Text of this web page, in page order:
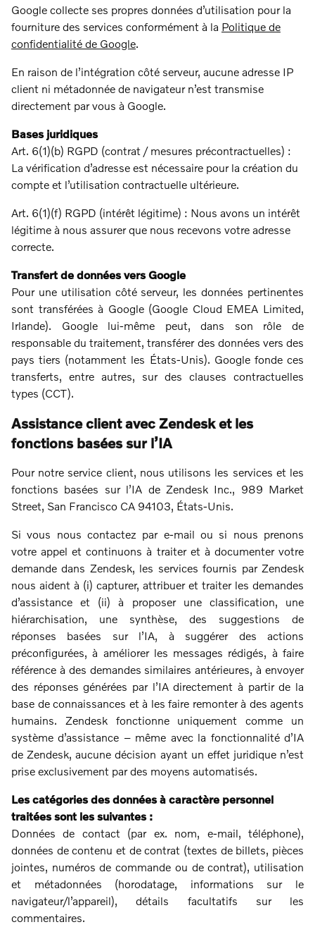
Google collecte ses propres données d’utilisation pour la
fourniture des services conformément à la Politique de
confidentialité de Google.
En raison de l’intégration côté serveur, aucune adresse IP
client ni métadonnée de navigateur n’est transmise
directement par vous à Google.
Bases juridiques
Art. 6(1)(b) RGPD (contrat / mesures précontractuelles) :
La vérification d’adresse est nécessaire pour la création du
compte et l’utilisation contractuelle ultérieure.
Art. 6(1)(f) RGPD (intérêt légitime) : Nous avons un intérêt
légitime à nous assurer que nous recevons votre adresse
correcte.
Transfert de données vers Google
Pour une utilisation côté serveur, les données pertinentes
sont transférées à Google (Google Cloud EMEA Limited,
Irlande). Google lui-même peut, dans son rôle de
responsable du traitement, transférer des données vers des
pays tiers (notamment les États-Unis). Google fonde ces
transferts, entre autres, sur des clauses contractuelles
types (CCT).
Assistance client avec Zendesk et les
fonctions basées sur l’IA
Pour notre service client, nous utilisons les services et les
fonctions basées sur l’IA de Zendesk Inc., 989 Market
Street, San Francisco CA 94103, États-Unis.
Si vous nous contactez par e-mail ou si nous prenons
votre appel et continuons à traiter et à documenter votre
demande dans Zendesk, les services fournis par Zendesk
nous aident à (i) capturer, attribuer et traiter les demandes
d’assistance et (ii) à proposer une classification, une
hiérarchisation, une synthèse, des suggestions de
réponses basées sur l’IA, à suggérer des actions
préconfigurées, à améliorer les messages rédigés, à faire
référence à des demandes similaires antérieures, à envoyer
des réponses générées par l’IA directement à partir de la
base de connaissances et à les faire remonter à des agents
humains. Zendesk fonctionne uniquement comme un
système d’assistance – même avec la fonctionnalité d’IA
de Zendesk, aucune décision ayant un effet juridique n’est
prise exclusivement par des moyens automatisés.
Les catégories des données à caractère personnel
traitées sont les suivantes :
Données de contact (par ex. nom, e-mail, téléphone),
données de contenu et de contrat (textes de billets, pièces
jointes, numéros de commande ou de contrat), utilisation
et métadonnées (horodatage, informations sur le
navigateur/l’appareil), détails facultatifs sur les
commentaires.